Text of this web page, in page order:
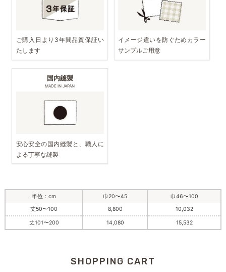
ご購入日より3年間品質保証い
たします
イメージ違いを防ぐためカラー
サンプルご用意
国内縫製
MADE IN JAPAN
安心安全の国内縫製と、職人に
よる丁寧な縫製
単位：cm 巾20〜45
巾46〜100
丈50〜100
8,800 10,032
丈101〜200 14,080 15,532
SHOPPING CART